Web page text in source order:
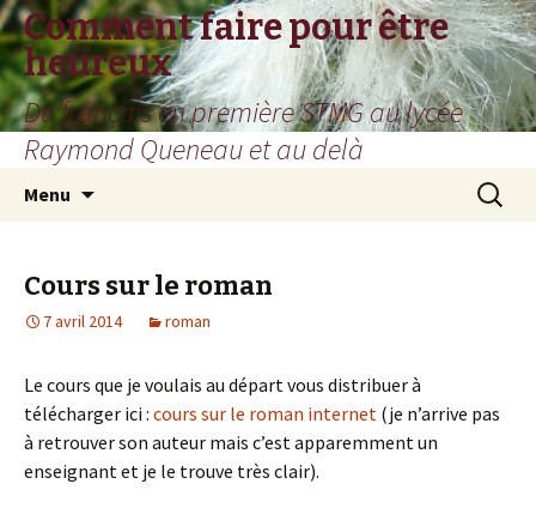
Comment faire pour être
heureux
Du français en première STMG au lycée
Raymond Queneau et au delà
Menu
Cours sur le roman
7 avril 2014 roman
Le cours que je voulais au départ vous distribuer à
télécharger ici : cours sur le roman internet (je n’arrive pas
à retrouver son auteur mais c’est apparemment un
enseignant et je le trouve très clair).